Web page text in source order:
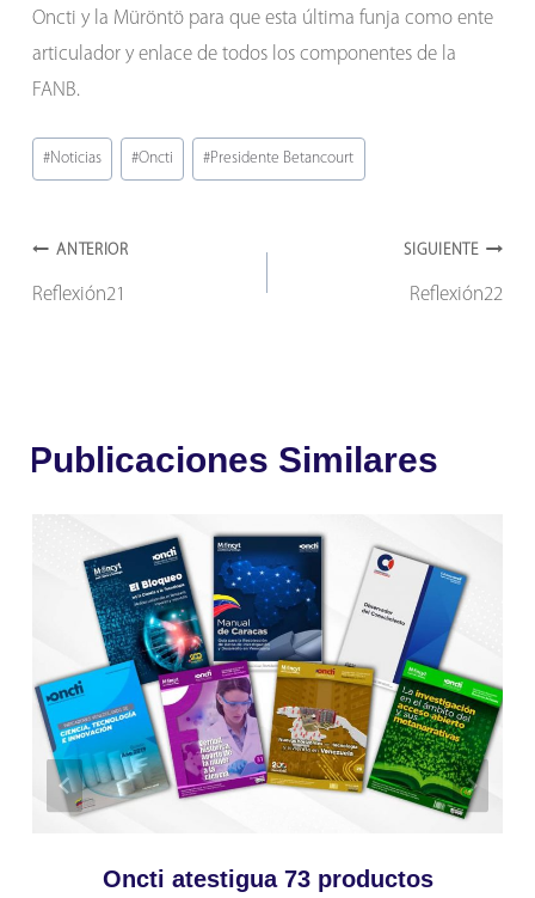
Oncti y la Müröntö para que esta última funja como ente
articulador y enlace de todos los componentes de la
FANB.
Etiquetas
de
entrada:
#Noticias #Oncti #Presidente Betancourt
Navegación
de
ANTERIOR
Reflexión21
SIGUIENTE
Reflexión22
Publicaciones Similares
Oncti atestigua 73 productos